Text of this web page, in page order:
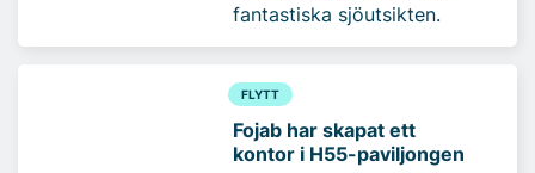
fantastiska sjöutsikten.
FLYTT
Fojab har skapat ett
kontor i H55-paviljongen